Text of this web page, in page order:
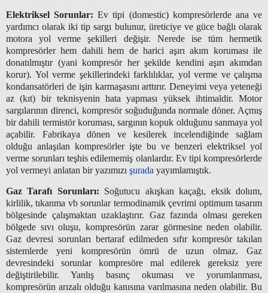
Elektriksel Sorunlar: Ev tipi (domestic) kompresörlerde ana ve
yardımcı olarak iki tip sargı bulunur, üreticiye ve güce bağlı olarak
motora yol verme şekilleri değişir. Nerede ise tüm hermetik
kompresörler hem dahili hem de harici aşırı akım koruması ile
donatılmıştır (yani kompresör her şekilde kendini aşırı akımdan
korur). Yol verme şekillerindeki farklılıklar, yol verme ve çalışma
kondansatörleri de işin karmaşasını arttırır. Deneyimi veya yeteneği
az (kıt) bir teknisyenin hata yapması yüksek ihtimaldir. Motor
sargılarının direnci, kompresör soğuduğunda normale döner. Açmış
bir dahili termistör koruması, sargının kopuk olduğunu sanmaya yol
açabilir. Fabrikaya dönen ve kesilerek incelendiğinde sağlam
olduğu anlaşılan kompresörler işte bu ve benzeri elektriksel yol
verme sorunları teşhis edilememiş olanlardır. Ev tipi kompresörlerde
yol vermeyi anlatan bir yazımızı şurada yayımlamıştık.
Gaz Tarafı Sorunları: Soğutucu akışkan kaçağı, eksik dolum,
kirlilik, tıkanma vb sorunlar termodinamik çevrimi optimum tasarım
bölgesinde çalışmaktan uzaklaştırır. Gaz fazında olması gereken
bölgede sıvı oluşu, kompresörün zarar görmesine neden olabilir.
Gaz devresi sorunları bertaraf edilmeden sıfır kompresör takılan
sistemlerde yeni kompresörün ömrü de uzun olmaz. Gaz
devresindeki sorunlar kompresöre mal edilerek gereksiz yere
değiştirilebilir. Yanlış basınç okuması ve yorumlanması,
kompresörün arızalı olduğu kanısına varılmasına neden olabilir. Bu